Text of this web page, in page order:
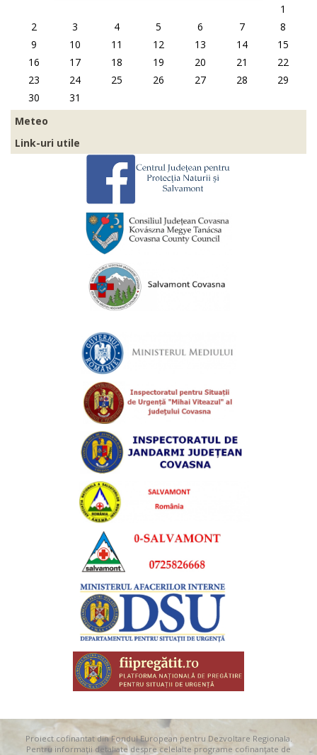
1
2
3 4 5 6 7
8
9
10 11 12 13 14
15
16
17 18 19 20 21
22
23
24 25 26 27 28
29
30
31
Meteo
Link-uri utile
Proiect cofinantat din Fondul European pentru Dezvoltare Regionala.
Pentru informaţii detaliate despre celelalte programe cofinanţate de